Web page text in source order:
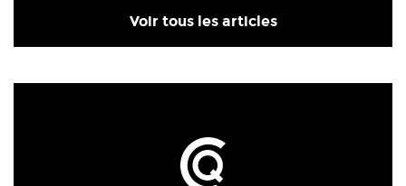
Voir tous les articles